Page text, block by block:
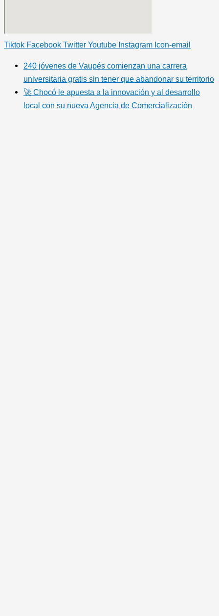
Tiktok Facebook Twitter Youtube Instagram Icon-email
240 jóvenes de Vaupés comienzan una carrera
universitaria gratis sin tener que abandonar su territorio
🚀 Chocó le apuesta a la innovación y al desarrollo
local con su nueva Agencia de Comercialización